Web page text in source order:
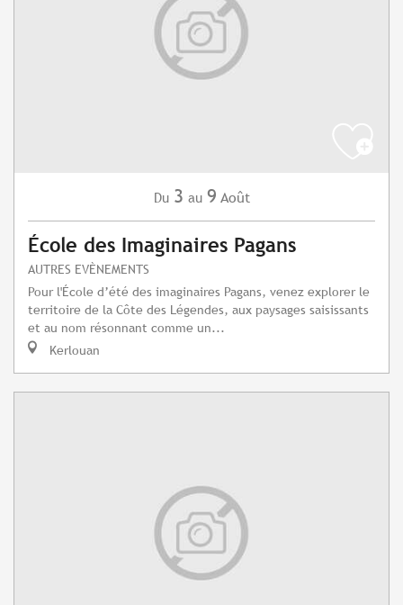
Du 3 au 9 Août
École des Imaginaires Pagans
AUTRES EVÈNEMENTS
Pour l'École d’été des imaginaires Pagans, venez explorer le
territoire de la Côte des Légendes, aux paysages saisissants
et au nom résonnant comme un...
Kerlouan